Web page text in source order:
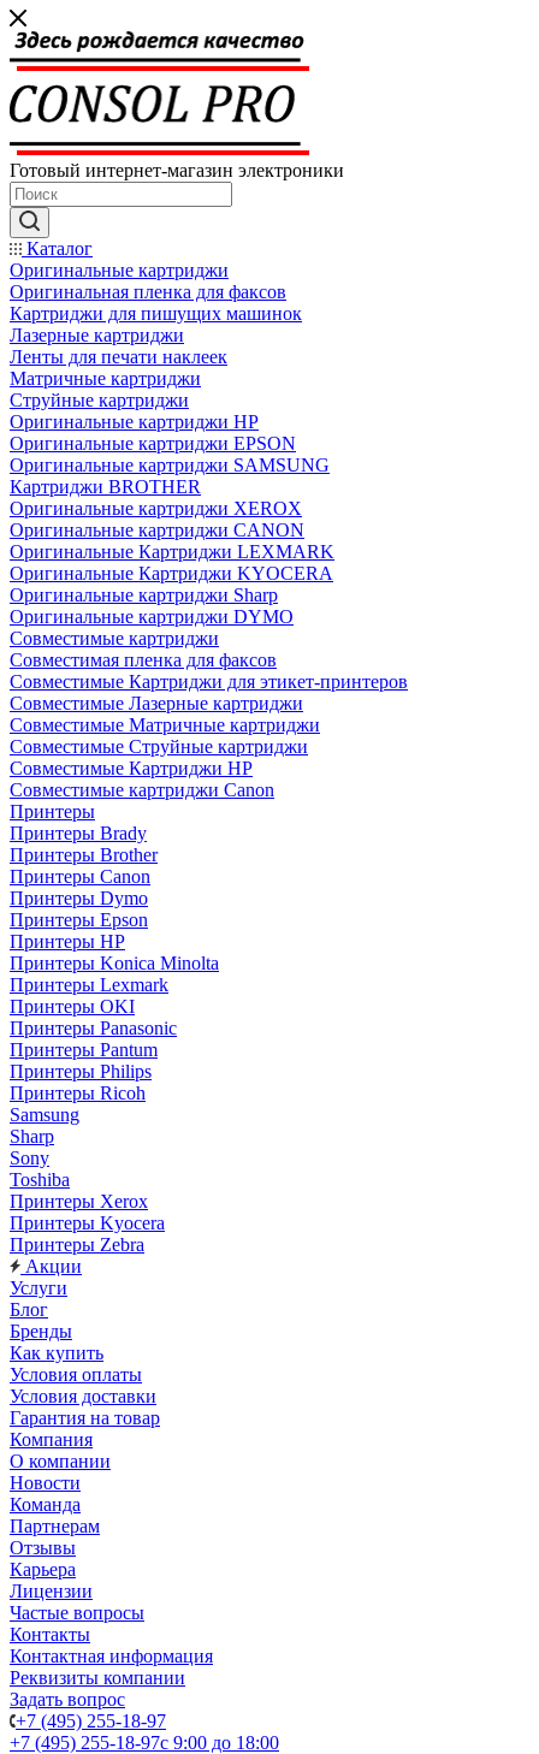
Готовый интернет-магазин электроники
Каталог
Оригинальные картриджи
Оригинальная пленка для факсов
Картриджи для пишущих машинок
Лазерные картриджи
Ленты для печати наклеек
Матричные картриджи
Струйные картриджи
Оригинальные картриджи HP
Оригинальные картриджи EPSON
Оригинальные картриджи SAMSUNG
Картриджи BROTHER
Оригинальные картриджи XEROX
Оригинальные картриджи CANON
Оригинальные Картриджи LEXMARK
Оригинальные Картриджи KYOCERA
Оригинальные картриджи Sharp
Оригинальные картриджи DYMO
Совместимые картриджи
Совместимая пленка для факсов
Совместимые Картриджи для этикет-принтеров
Совместимые Лазерные картриджи
Совместимые Матричные картриджи
Совместимые Струйные картриджи
Совместимые Картриджи HP
Совместимые картриджи Canon
Принтеры
Принтеры Brady
Принтеры Brother
Принтеры Canon
Принтеры Dymo
Принтеры Epson
Принтеры HP
Принтеры Konica Minolta
Принтеры Lexmark
Принтеры OKI
Принтеры Panasonic
Принтеры Pantum
Принтеры Philips
Принтеры Ricoh
Samsung
Sharp
Sony
Toshiba
Принтеры Xerox
Принтеры Kyocera
Принтеры Zebra
Акции
Услуги
Блог
Бренды
Как купить
Условия оплаты
Условия доставки
Гарантия на товар
Компания
О компании
Новости
Команда
Партнерам
Отзывы
Карьера
Лицензии
Частые вопросы
Контакты
Контактная информация
Реквизиты компании
Задать вопрос
+7 (495) 255-18-97
+7 (495) 255-18-97с 9:00 до 18:00